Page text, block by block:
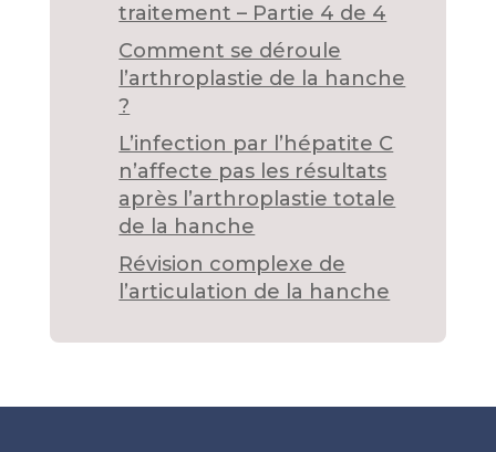
traitement – Partie 4 de 4
Comment se déroule
l’arthroplastie de la hanche
?
L’infection par l’hépatite C
n’affecte pas les résultats
après l’arthroplastie totale
de la hanche
Révision complexe de
l’articulation de la hanche